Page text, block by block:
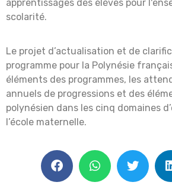
apprentissages des élèves pour
scolarité.
Le projet d’actualisation et de
programme pour la Polynésie
éléments des programmes, les
annuels de progressions et des
polynésien dans les cinq domaines
l’école maternelle.